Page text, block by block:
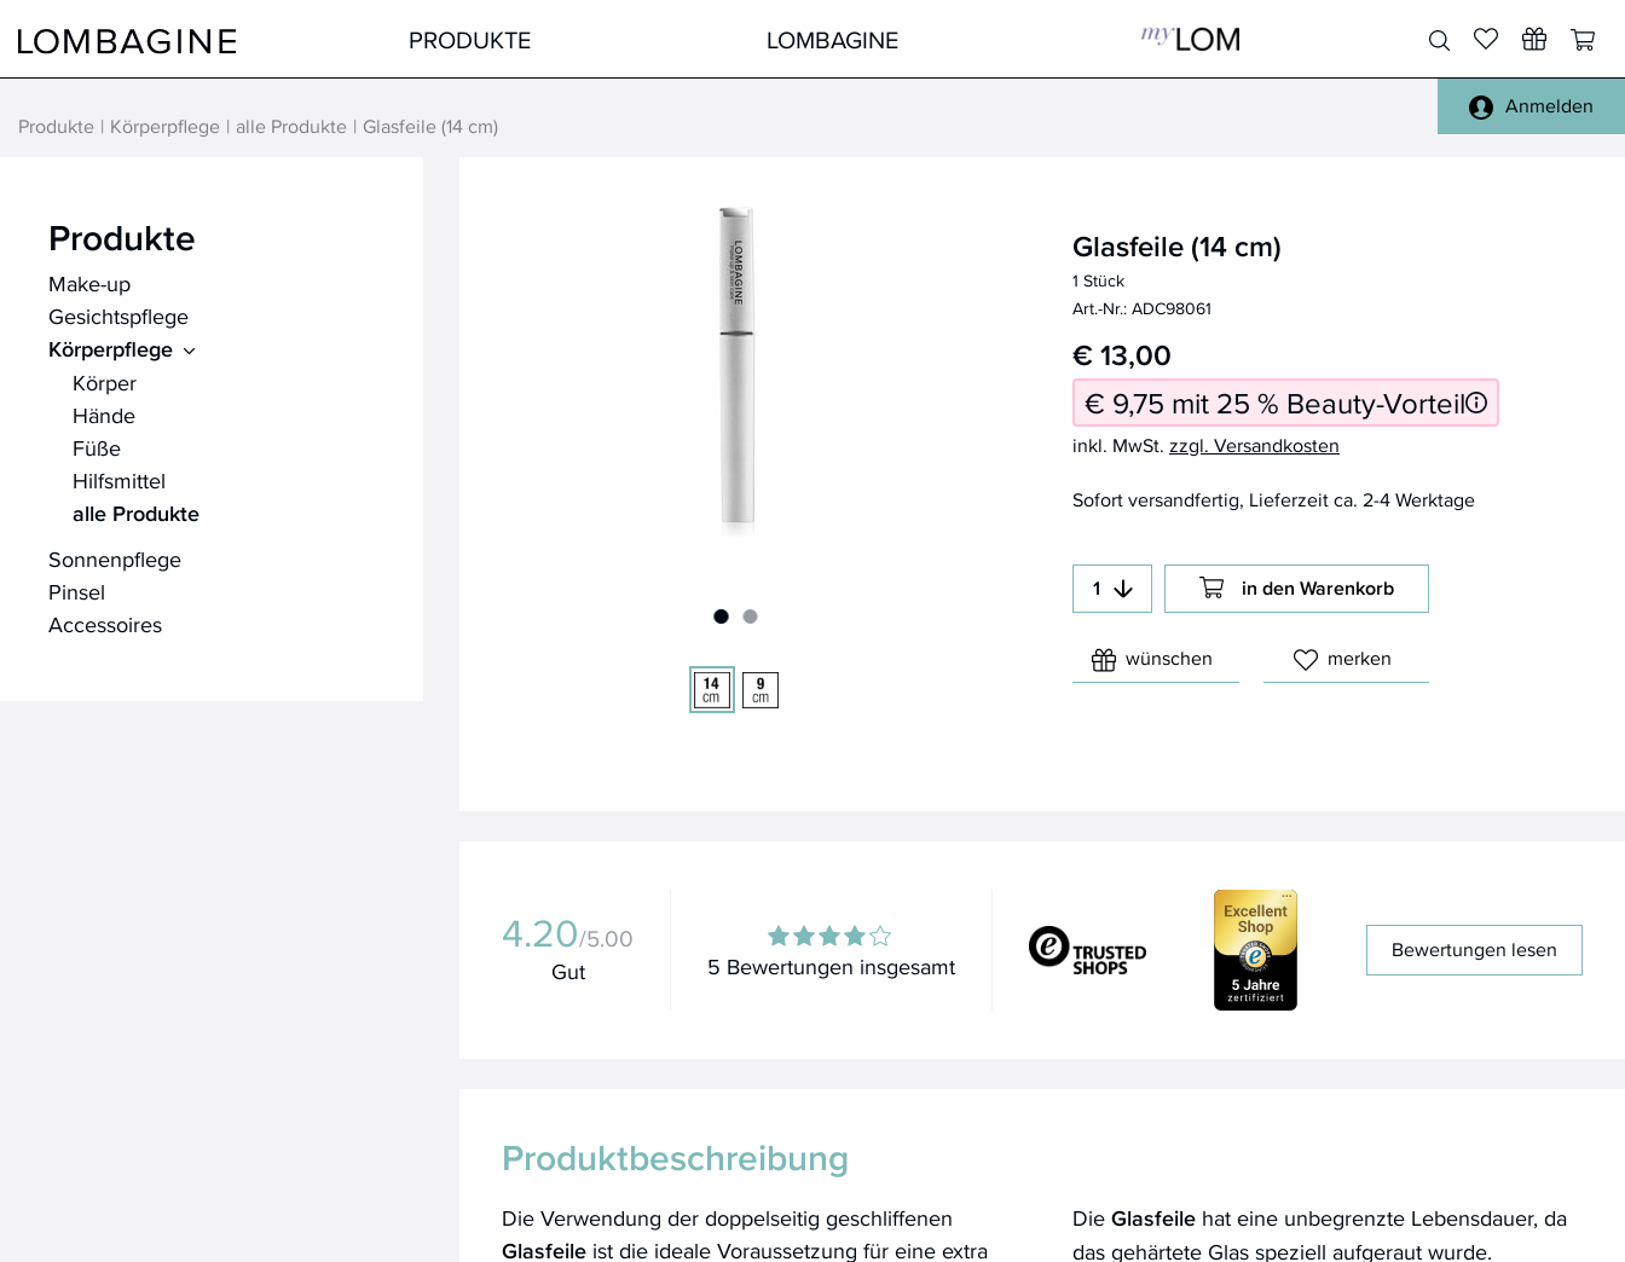
PRODUKTE
Lippen
Haare
alle Produkte
Pinsel Lippen
Pinsel Sets
Pinsel Reinigung
alle Pinsel
Schwämmchen
Reisen
Handtücher, Bademäntel
Sonstiges
LOMBAGINE
Anmelden
Produkte Körperpflege alle Produkte Glasfeile (14 cm)
Produkte
Make-up
Gesichtspflege
Körperpflege
Körper
Hände
Füße
Hilfsmittel
alle Produkte
Sonnenpflege
Pinsel
Accessoires
Glasfeile (14 cm)
1 Stück
Art.-Nr.: ADC98061
€ 13,00
€ 9,75 mit 25 % Beauty-Vorteil
inkl. MwSt. zzgl. Versandkosten
Sofort versandfertig, Lieferzeit ca. 2-4 Werktage
in den Warenkorb
wünschen merken
4.20/5.00
Gut 5 Bewertungen insgesamt
Bewertungen lesen
Produktbeschreibung
Die Verwendung der doppelseitig geschliffenen
Glasfeile ist die ideale Voraussetzung für eine extra
Die Glasfeile hat eine unbegrenzte Lebensdauer, da
das gehärtete Glas speziell aufgeraut wurde.